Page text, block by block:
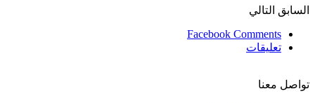
السابق التالي
Facebook Comments
تعليقات
تواصل معنا